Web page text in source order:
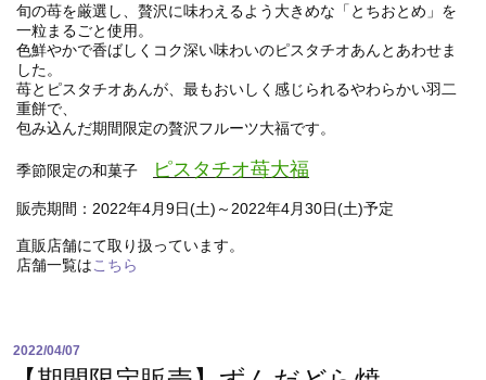
旬の苺を厳選し、贅沢に味わえるよう大きめな「とちおとめ」を
一粒まるごと使用。
色鮮やかで香ばしくコク深い味わいのピスタチオあんとあわせま
した。
苺とピスタチオあんが、最もおいしく感じられるやわらかい羽二
重餅で、
包み込んだ期間限定の贅沢フルーツ大福です。
季節限定の和菓子 ピスタチオ苺大福
販売期間：2022年4月9日(土)～2022年4月30日(土)予定
直販店舗にて取り扱っています。
店舗一覧はこちら
2022/04/07